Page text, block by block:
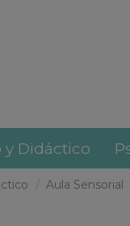
y Didáctico
Aula Sensorial